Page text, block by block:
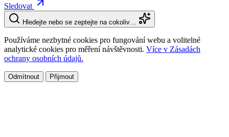
Sledovat
Hledejte nebo se zeptejte na cokoliv…
Používáme nezbytné cookies pro fungování webu a volitelné
analytické cookies pro měření návštěvnosti. Více v Zásadách
ochrany osobních údajů.
Odmítnout Přijmout